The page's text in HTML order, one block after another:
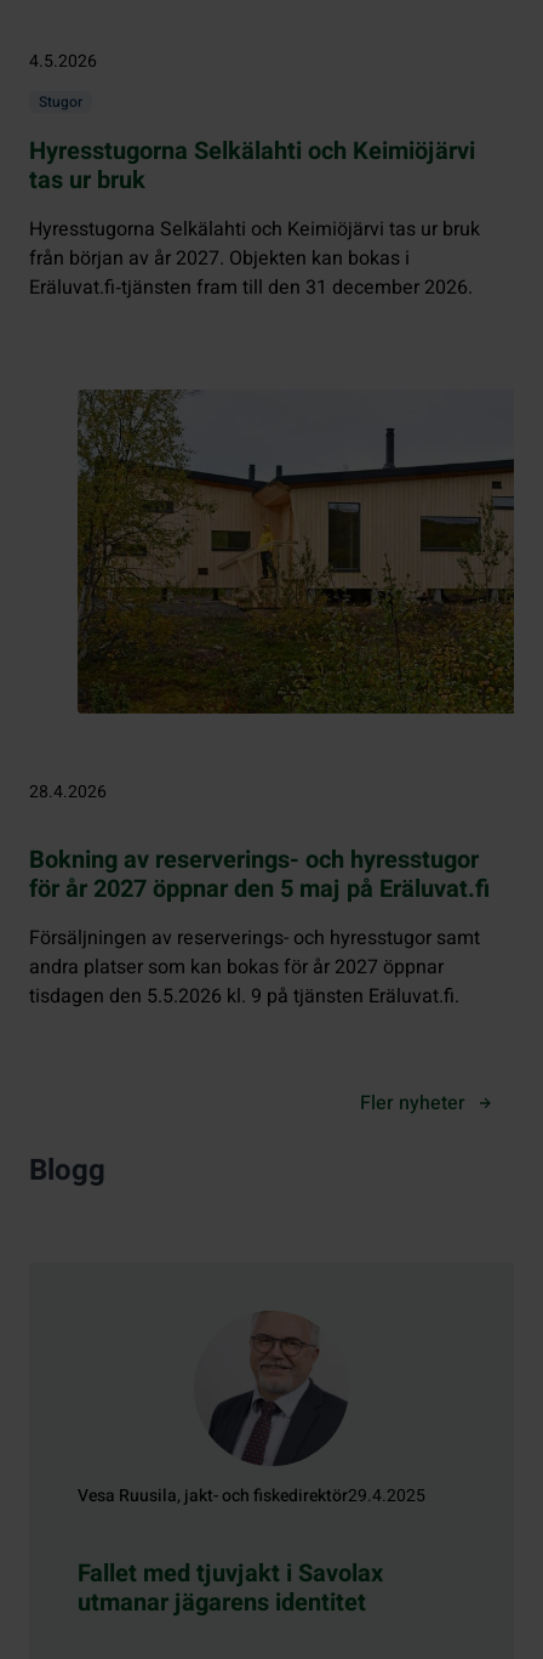
4.5.2026
Stugor
Hyresstugorna Selkälahti och Keimiöjärvi
tas ur bruk
Hyresstugorna Selkälahti och Keimiöjärvi tas ur bruk
från början av år 2027. Objekten kan bokas i
Eräluvat.fi‑tjänsten fram till den 31 december 2026.
28.4.2026
Bokning av reserverings- och hyresstugor
för år 2027 öppnar den 5 maj på Eräluvat.fi
Försäljningen av reserverings- och hyresstugor samt
andra platser som kan bokas för år 2027 öppnar
tisdagen den 5.5.2026 kl. 9 på tjänsten Eräluvat.fi.
Fler nyheter
Blogg
Vesa Ruusila, jakt- och fiskedirektör29.4.2025
Fallet med tjuvjakt i Savolax
utmanar jägarens identitet